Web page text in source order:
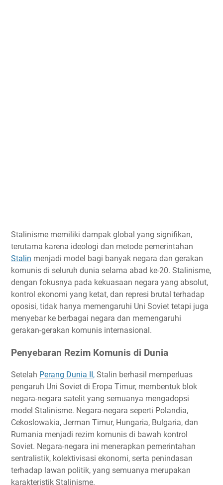
Stalinisme memiliki dampak global yang signifikan,
terutama karena ideologi dan metode pemerintahan
Stalin menjadi model bagi banyak negara dan gerakan
komunis di seluruh dunia selama abad ke-20. Stalinisme,
dengan fokusnya pada kekuasaan negara yang absolut,
kontrol ekonomi yang ketat, dan represi brutal terhadap
oposisi, tidak hanya memengaruhi Uni Soviet tetapi juga
menyebar ke berbagai negara dan memengaruhi
gerakan-gerakan komunis internasional.
Penyebaran Rezim Komunis di Dunia
Setelah Perang Dunia II, Stalin berhasil memperluas
pengaruh Uni Soviet di Eropa Timur, membentuk blok
negara-negara satelit yang semuanya mengadopsi
model Stalinisme. Negara-negara seperti Polandia,
Cekoslowakia, Jerman Timur, Hungaria, Bulgaria, dan
Rumania menjadi rezim komunis di bawah kontrol
Soviet. Negara-negara ini menerapkan pemerintahan
sentralistik, kolektivisasi ekonomi, serta penindasan
terhadap lawan politik, yang semuanya merupakan
karakteristik Stalinisme.